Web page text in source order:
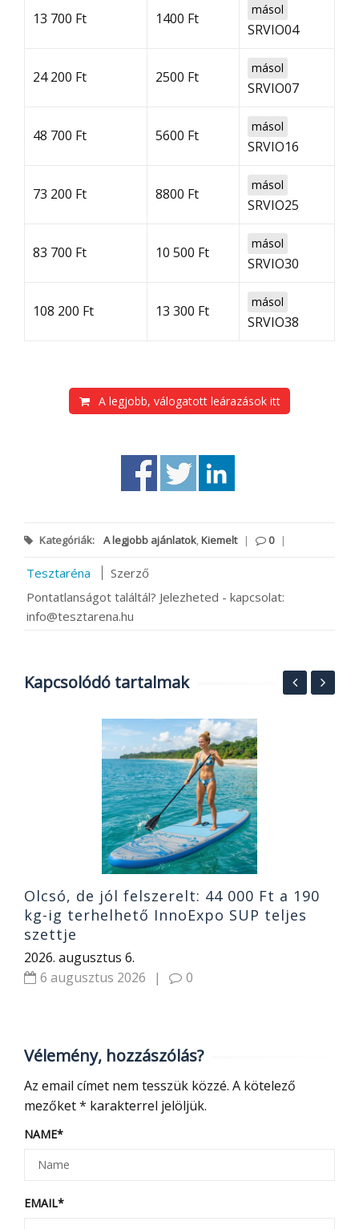
13 700 Ft 1400 Ft
másol
SRVIO04
24 200 Ft 2500 Ft
másol
SRVIO07
48 700 Ft 5600 Ft
másol
SRVIO16
73 200 Ft 8800 Ft
másol
SRVIO25
83 700 Ft 10 500 Ft
másol
SRVIO30
108 200 Ft 13 300 Ft
másol
SRVIO38
A legjobb, válogatott leárazások itt
Kategóriák: A legjobb ajánlatok,Kiemelt | 0 |
Tesztaréna
Szerző
Pontatlanságot találtál? Jelezheted - kapcsolat:
info@tesztarena.hu
Kapcsolódó tartalmak
Olcsó, de jól felszerelt: 44 000 Ft a 190
kg-ig terhelhető InnoExpo SUP teljes
szettje
2026. augusztus 6.
6 augusztus 2026
| 0
Vélemény, hozzászólás?
Az email címet nem tesszük közzé. A kötelező
mezőket* karakterrel jelöljük.
NAME*
EMAIL*